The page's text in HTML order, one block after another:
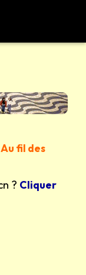
fil des
? Cliquer